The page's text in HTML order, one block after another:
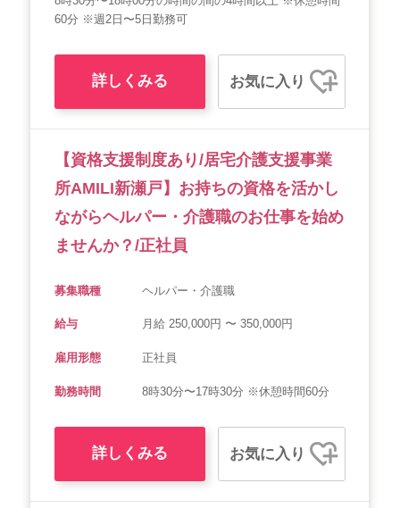
60分 ※週2日〜5日勤務可
詳しくみる お気に入り
【資格支援制度あり/居宅介護支援事業
所AMILI新瀬戸】お持ちの資格を活かし
ながらヘルパー・介護職のお仕事を始め
ませんか？/正社員
募集職種 ヘルパー・介護職
給与 月給 250,000円 〜 350,000円
雇用形態 正社員
勤務時間 8時30分〜17時30分 ※休憩時間60分
詳しくみる お気に入り